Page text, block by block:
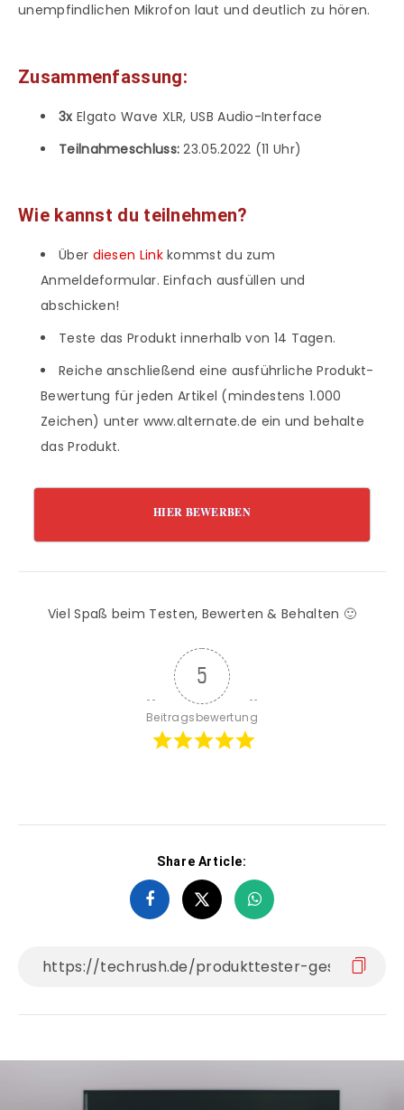
unempfindlichen Mikrofon laut und deutlich zu hören.
Zusammenfassung:
3x Elgato Wave XLR, USB Audio-Interface
Teilnahmeschluss:23.05.2022 (11 Uhr)
Wie kannst du teilnehmen?
Über diesen Linkkommst du zum
Anmeldeformular. Einfach ausfüllen und
abschicken!
Teste das Produkt innerhalb von 14 Tagen.
Reiche anschließend eine ausführliche Produkt-
Bewertung für jeden Artikel (mindestens 1.000
Zeichen) unter www.alternate.de ein und behalte
das Produkt.
HIER BEWERBEN
Viel Spaß beim Testen, Bewerten & Behalten 🙂
5
Beitragsbewertung
Share Article: